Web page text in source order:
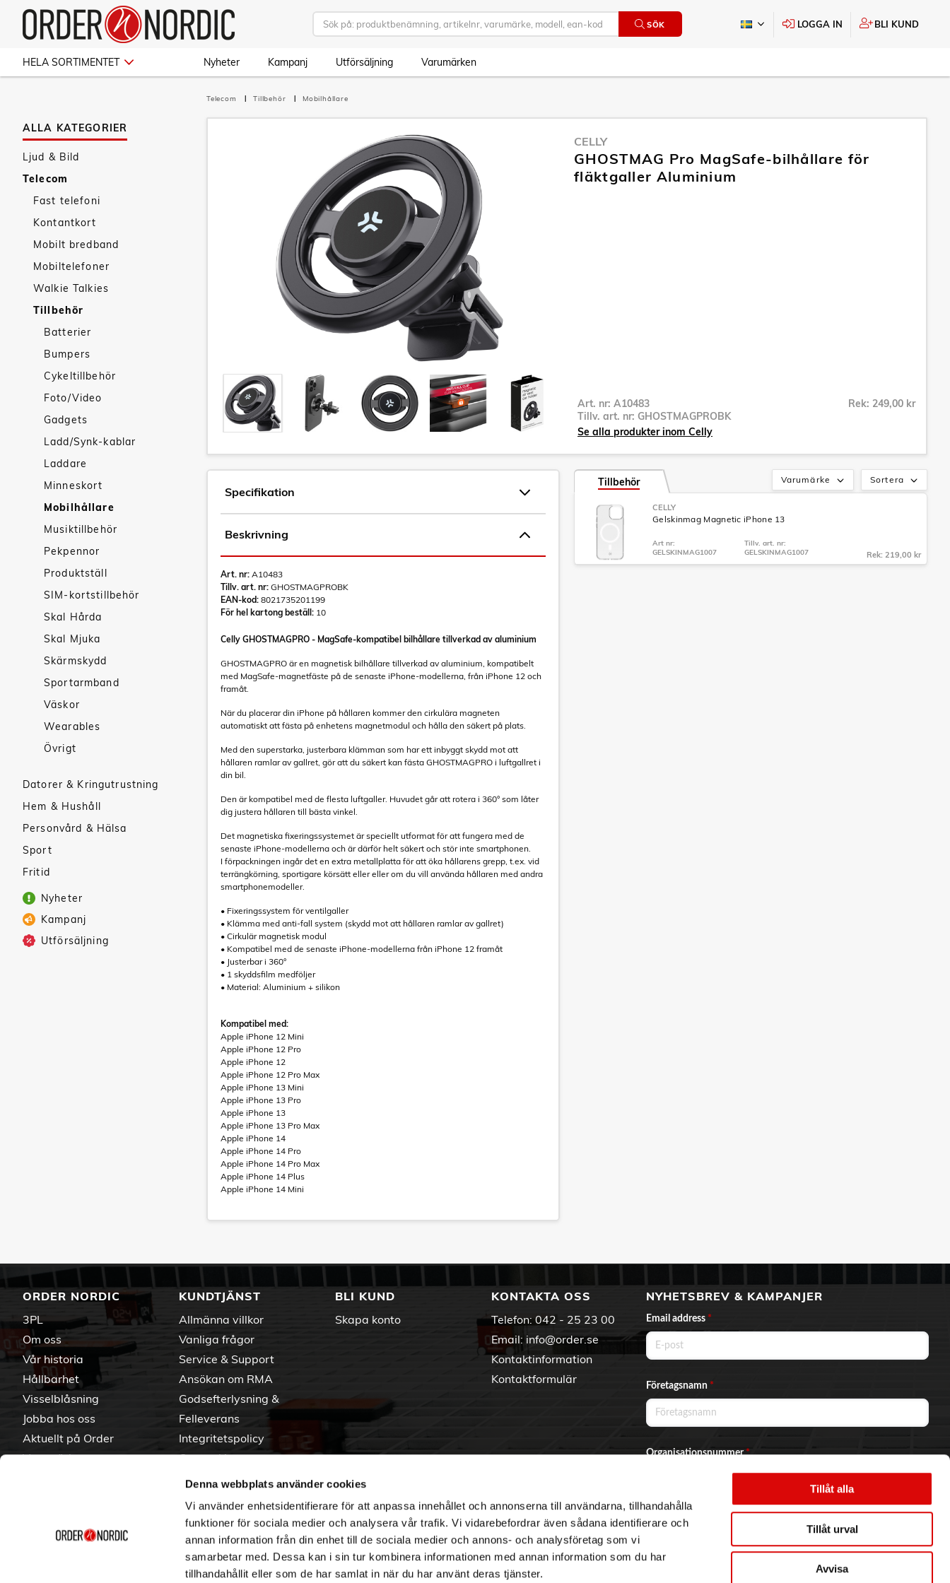
Denna webbplats använder cookies
Vi använder enhetsidentifierare för att anpassa innehållet och annonserna till användarna, tillhandahålla
funktioner för sociala medier och analysera vår trafik. Vi vidarebefordrar även sådana identifierare och
annan information från din enhet till de sociala medier och annons- och analysföretag som vi
samarbetar med. Dessa kan i sin tur kombinera informationen med annan information som du har
tillhandahållit eller som de har samlat in när du har använt deras tjänster.
Tillåt alla
Tillåt urval
Avvisa
SÖK LOGGA IN BLI KUND
HELA SORTIMENTET Nyheter Kampanj Utförsäljning Varumärken
ALLA KATEGORIER
Ljud & Bild
Telecom
Fast telefoni
Kontantkort
Mobilt bredband
Mobiltelefoner
Walkie Talkies
Tillbehör
Batterier
Bumpers
Cykeltillbehör
Foto/Video
Gadgets
Ladd/Synk-kablar
Laddare
Minneskort
Mobilhållare
Musiktillbehör
Pekpennor
Produktställ
SIM-kortstillbehör
Skal Hårda
Skal Mjuka
Skärmskydd
Sportarmband
Väskor
Wearables
Övrigt
Datorer & Kringutrustning
Hem & Hushåll
Personvård & Hälsa
Sport
Fritid
Nyheter
Kampanj
Utförsäljning
Telecom Tillbehör Mobilhållare
CELLY
GHOSTMAG Pro MagSafe-bilhållare för
fläktgaller Aluminium
Art. nr: A10483
Tillv. art. nr: GHOSTMAGPROBK
Rek: 249,00 kr
Se alla produkter inom Celly
Specifikation
Beskrivning
Art. nr: A10483
Tillv. art. nr: GHOSTMAGPROBK
EAN-kod: 8021735201199
För hel kartong beställ: 10
Celly GHOSTMAGPRO - MagSafe-kompatibel bilhållare tillverkad av aluminium
GHOSTMAGPRO är en magnetisk bilhållare tillverkad av aluminium, kompatibelt
med MagSafe-magnetfäste på de senaste iPhone-modellerna, från iPhone 12 och
framåt.
När du placerar din iPhone på hållaren kommer den cirkulära magneten
automatiskt att fästa på enhetens magnetmodul och hålla den säkert på plats.
Med den superstarka, justerbara klämman som har ett inbyggt skydd mot att
hållaren ramlar av gallret, gör att du säkert kan fästa GHOSTMAGPRO i luftgallret i
din bil.
Den är kompatibel med de flesta luftgaller. Huvudet går att rotera i 360° som låter
dig justera hållaren till bästa vinkel.
Det magnetiska fixeringssystemet är speciellt utformat för att fungera med de
senaste iPhone-modellerna och är därför helt säkert och stör inte smartphonen.
I förpackningen ingår det en extra metallplatta för att öka hållarens grepp, t.ex. vid
terrängkörning, sportigare körsätt eller eller om du vill använda hållaren med andra
smartphonemodeller.
• Fixeringssystem för ventilgaller
• Klämma med anti-fall system (skydd mot att hållaren ramlar av gallret)
• Cirkulär magnetisk modul
• Kompatibel med de senaste iPhone-modellerna från iPhone 12 framåt
• Justerbar i 360°
• 1 skyddsfilm medföljer
• Material: Aluminium + silikon
Kompatibel med:
Apple iPhone 12 Mini
Apple iPhone 12 Pro
Apple iPhone 12
Apple iPhone 12 Pro Max
Apple iPhone 13 Mini
Apple iPhone 13 Pro
Apple iPhone 13
Apple iPhone 13 Pro Max
Apple iPhone 14
Apple iPhone 14 Pro
Apple iPhone 14 Pro Max
Apple iPhone 14 Plus
Apple iPhone 14 Mini
Sortera
Varumärke
Tillbehör
CELLY
Gelskinmag Magnetic iPhone 13
Art nr:
GELSKINMAG1007
Tillv. art. nr:
GELSKINMAG1007
Rek: 219,00 kr
ORDER NORDIC
3PL
Om oss
Vår historia
Hållbarhet
Visselblåsning
Jobba hos oss
Aktuellt på Order
Varumärken
KUNDTJÄNST
Allmänna villkor
Vanliga frågor
Service & Support
Ansökan om RMA
Godsefterlysning &
Felleverans
Integritetspolicy
Om cookies
BLI KUND
Skapa konto
KONTAKTA OSS
Telefon: 042 - 25 23 00
Email: info@order.se
Kontaktinformation
Kontaktformulär
NYHETSBREV & KAMPANJER
Email address *
Företagsnamn *
Organisationsnummer*
Ja, jag vill prenumerera på nyhetsbrevet.